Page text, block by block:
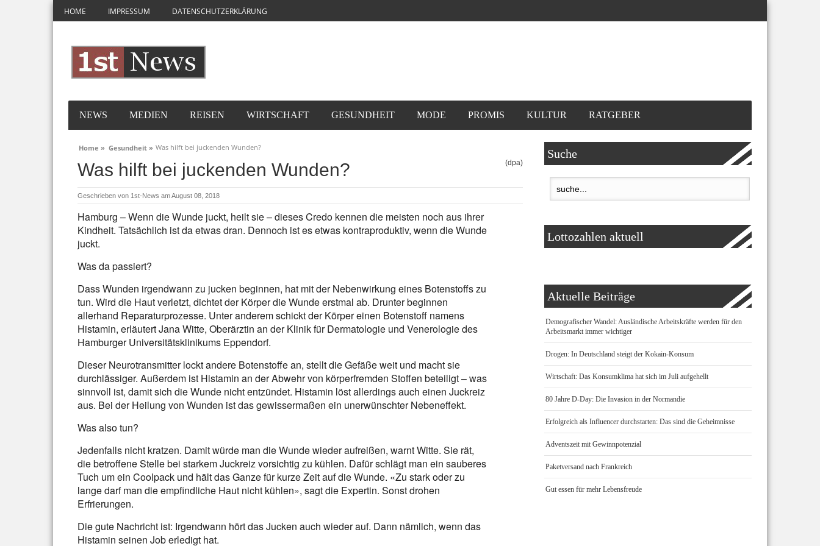
HOME IMPRESSUM DATENSCHUTZERKLÄRUNG
NEWS MEDIEN REISEN WIRTSCHAFT GESUNDHEIT MODE PROMIS KULTUR RATGEBER
Home » Gesundheit » Was hilft bei juckenden Wunden?
Was hilft bei juckenden Wunden? (dpa)
Geschrieben von 1st-News am August 08, 2018
Hamburg – Wenn die Wunde juckt, heilt sie – dieses Credo kennen die meisten noch aus ihrer
Kindheit. Tatsächlich ist da etwas dran. Dennoch ist es etwas kontraproduktiv, wenn die Wunde
juckt.
Was da passiert?
Dass Wunden irgendwann zu jucken beginnen, hat mit der Nebenwirkung eines Botenstoffs zu
tun. Wird die Haut verletzt, dichtet der Körper die Wunde erstmal ab. Drunter beginnen
allerhand Reparaturprozesse. Unter anderem schickt der Körper einen Botenstoff namens
Histamin, erläutert Jana Witte, Oberärztin an der Klinik für Dermatologie und Venerologie des
Hamburger Universitätsklinikums Eppendorf.
Dieser Neurotransmitter lockt andere Botenstoffe an, stellt die Gefäße weit und macht sie
durchlässiger. Außerdem ist Histamin an der Abwehr von körperfremden Stoffen beteiligt – was
sinnvoll ist, damit sich die Wunde nicht entzündet. Histamin löst allerdings auch einen Juckreiz
aus. Bei der Heilung von Wunden ist das gewissermaßen ein unerwünschter Nebeneffekt.
Was also tun?
Jedenfalls nicht kratzen. Damit würde man die Wunde wieder aufreißen, warnt Witte. Sie rät,
die betroffene Stelle bei starkem Juckreiz vorsichtig zu kühlen. Dafür schlägt man ein sauberes
Tuch um ein Coolpack und hält das Ganze für kurze Zeit auf die Wunde. «Zu stark oder zu
lange darf man die empfindliche Haut nicht kühlen», sagt die Expertin. Sonst drohen
Erfrierungen.
Die gute Nachricht ist: Irgendwann hört das Jucken auch wieder auf. Dann nämlich, wenn das
Histamin seinen Job erledigt hat.
Suche
Lottozahlen aktuell
Aktuelle Beiträge
Demografischer Wandel: Ausländische Arbeitskräfte werden für den
Arbeitsmarkt immer wichtiger
Drogen: In Deutschland steigt der Kokain-Konsum
Wirtschaft: Das Konsumklima hat sich im Juli aufgehellt
80 Jahre D-Day: Die Invasion in der Normandie
Erfolgreich als Influencer durchstarten: Das sind die Geheimnisse
Adventszeit mit Gewinnpotenzial
Paketversand nach Frankreich
Gut essen für mehr Lebensfreude